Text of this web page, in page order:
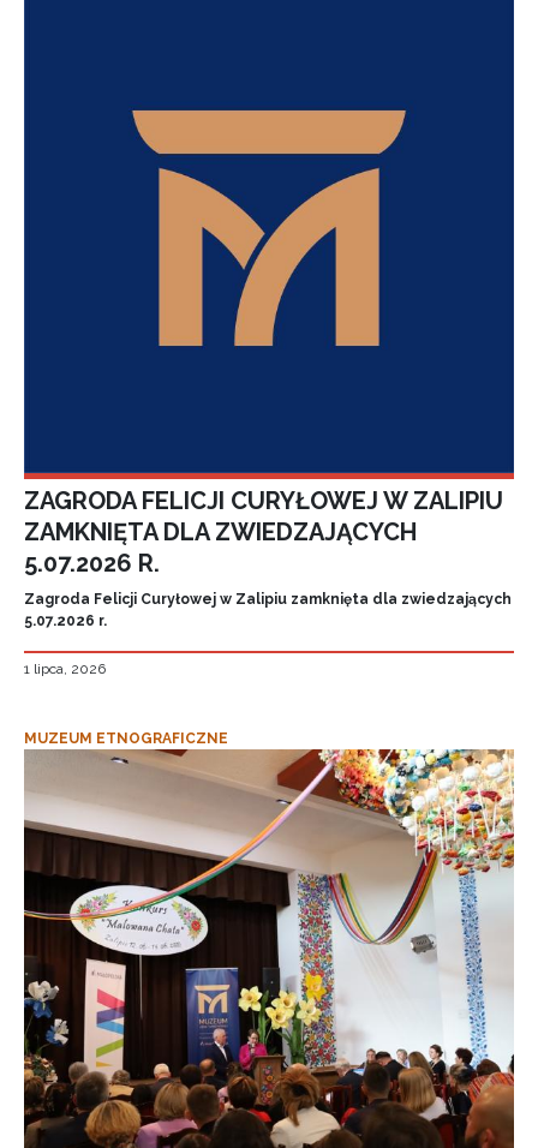
ZAGRODA FELICJI CURYŁOWEJ W ZALIPIU
ZAMKNIĘTA DLA ZWIEDZAJĄCYCH
5.07.2026 R.
Zagroda Felicji Curyłowej w Zalipiu zamknięta dla zwiedzających
5.07.2026 r.
1 lipca, 2026
MUZEUM ETNOGRAFICZNE